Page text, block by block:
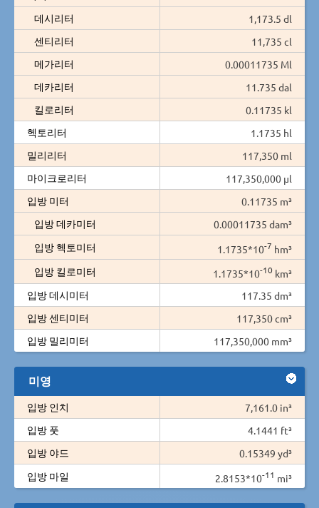
데시리터
1,173.5 dl
센티리터
11,735 cl
메가리터
0.00011735 Ml
데카리터
11.735 dal
킬로리터
0.11735 kl
헥토리터
1.1735 hl
밀리리터
117,350 ml
마이크로리터
117,350,000 µl
입방 미터
0.11735 m³
입방 데카미터
0.00011735 dam³
입방 헥토미터
1.1735*10-7 hm³
입방 킬로미터
1.1735*10-10 km³
입방 데시미터
117.35 dm³
입방 센티미터
117,350 cm³
입방 밀리미터
117,350,000 mm³
미영
입방 인치
7,161.0 in³
입방 풋
4.1441 ft³
입방 야드
0.15349 yd³
입방 마일
2.8153*10-11 mi³